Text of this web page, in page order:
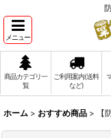
メニュー
商品カテゴリ一
覧
ご利用案内(送料
など)
ホーム > おすすめ商品 > 【